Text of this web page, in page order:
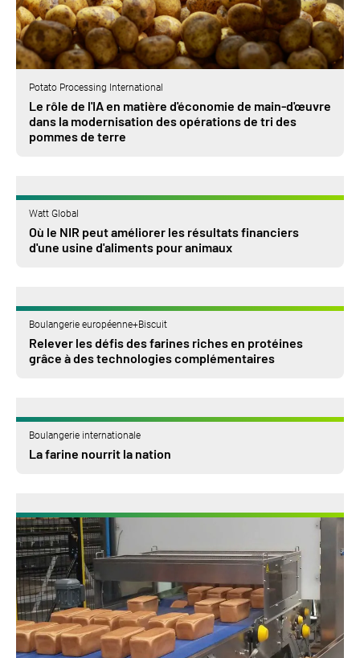
Potato Processing International
Le rôle de l'IA en matière d'économie de main-d'œuvre
dans la modernisation des opérations de tri des
pommes de terre
Watt Global
Où le NIR peut améliorer les résultats financiers
d'une usine d'aliments pour animaux
Boulangerie européenne+Biscuit
Relever les défis des farines riches en protéines
grâce à des technologies complémentaires
Boulangerie internationale
La farine nourrit la nation